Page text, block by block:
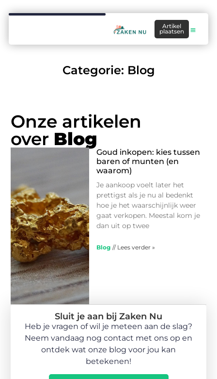
Artikel
plaatsen
Categorie: Blog
Onze artikelen
over Blog
Goud inkopen: kies tussen
baren of munten (en
waarom)
Je aankoop voelt later het
prettigst als je nu al bedenkt
hoe je het waarschijnlijk weer
gaat verkopen. Meestal kom je
dan uit op twee
Blog // Lees verder »
Sluit je aan bij Zaken Nu
Heb je vragen of wil je meteen aan de slag?
Neem vandaag nog contact met ons op en
ontdek wat onze blog voor jou kan
betekenen!